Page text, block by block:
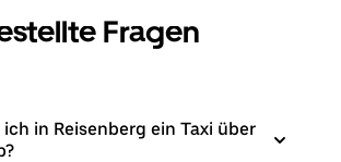
Fragen
in Reisenberg ein Taxi über